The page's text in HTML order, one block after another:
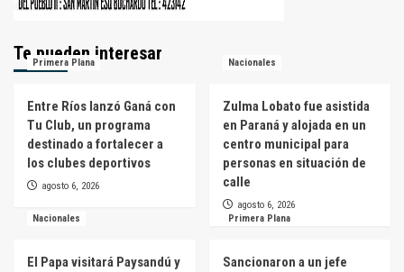
Te pueden interesar
Primera Plana
Entre Ríos lanzó Ganá con
Tu Club, un programa
destinado a fortalecer a
los clubes deportivos
agosto 6, 2026
Nacionales
Zulma Lobato fue asistida
en Paraná y alojada en un
centro municipal para
personas en situación de
calle
agosto 6, 2026
Nacionales
El Papa visitará Paysandú y
Primera Plana
Sancionaron a un jefe